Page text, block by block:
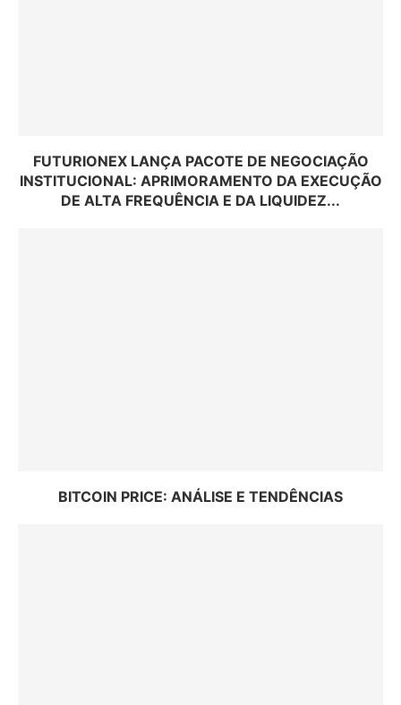
FUTURIONEX LANÇA PACOTE DE NEGOCIAÇÃO
INSTITUCIONAL: APRIMORAMENTO DA EXECUÇÃO
DE ALTA FREQUÊNCIA E DA LIQUIDEZ...
BITCOIN PRICE: ANÁLISE E TENDÊNCIAS